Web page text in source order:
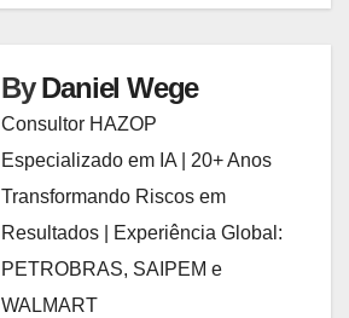
ByDaniel Wege
Consultor HAZOP
Especializado em IA | 20+ Anos
Transformando Riscos em
Resultados | Experiência Global:
PETROBRAS, SAIPEM e
WALMART